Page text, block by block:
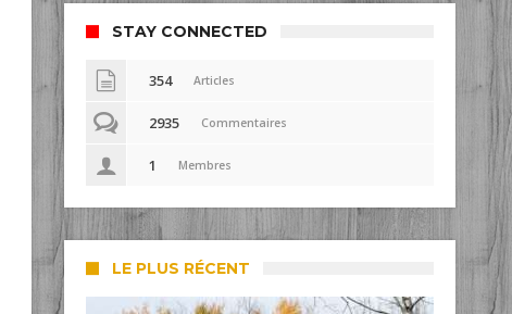
STAY CONNECTED
354 Articles
2935 Commentaires
1 Membres
LE PLUS RÉCENT